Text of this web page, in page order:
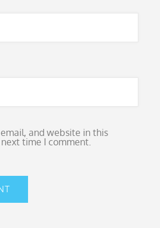
and website in this
time I comment.